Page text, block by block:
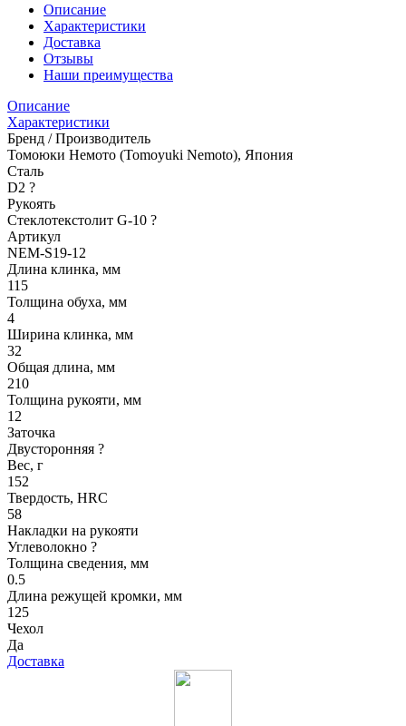
Описание
Характеристики
Доставка
Отзывы
Наши преимущества
Описание
Характеристики
Бренд / Производитель
Томоюки Немото (Tomoyuki Nemoto), Япония
Сталь
D2 ?
Рукоять
Стеклотекстолит G-10 ?
Артикул
NEM-S19-12
Длина клинка, мм
115
Толщина обуха, мм
4
Ширина клинка, мм
32
Общая длина, мм
210
Толщина рукояти, мм
12
Заточка
Двусторонняя ?
Вес, г
152
Твердость, HRC
58
Накладки на рукояти
Углеволокно ?
Толщина сведения, мм
0.5
Длина режущей кромки, мм
125
Чехол
Да
Доставка